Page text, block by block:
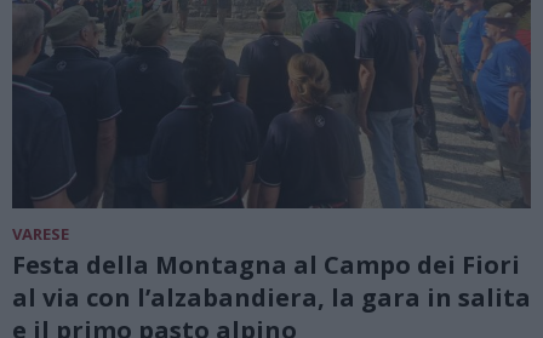
VARESE
Festa della Montagna al Campo dei Fiori
al via con l’alzabandiera, la gara in salita
e il primo pasto alpino